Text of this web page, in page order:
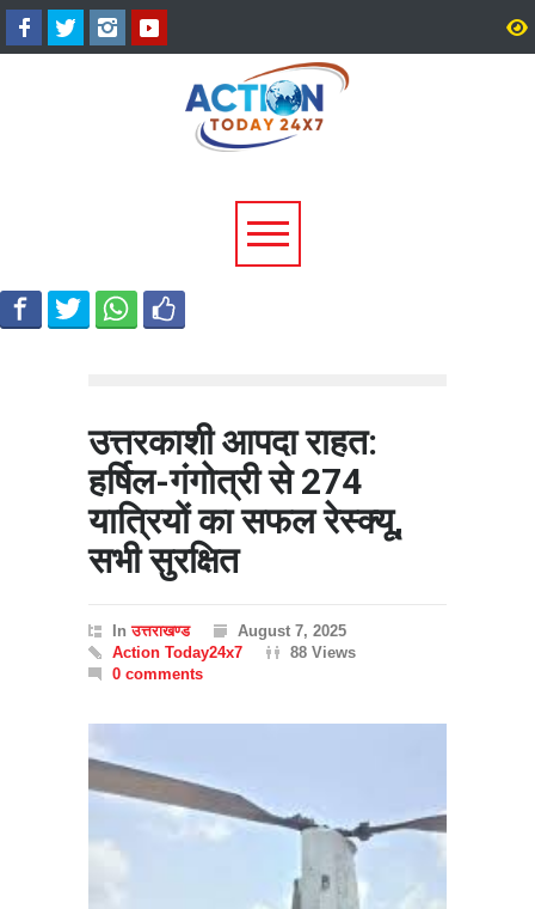
उत्तराखंड में बारिश का कहर:
यमुनोत्री और बदरीनाथ हाईवे पर
भूस्खलन, कई मार्ग बंद; श्रद्धालु और
उत्तरकाशी आपदा राहत:
हर्षिल-गंगोत्री से 274
यात्रियों का सफल रेस्क्यू,
सभी सुरक्षित
Inउत्तराखण्ड
August 7, 2025
Action Today24x7
88 Views
0 comments